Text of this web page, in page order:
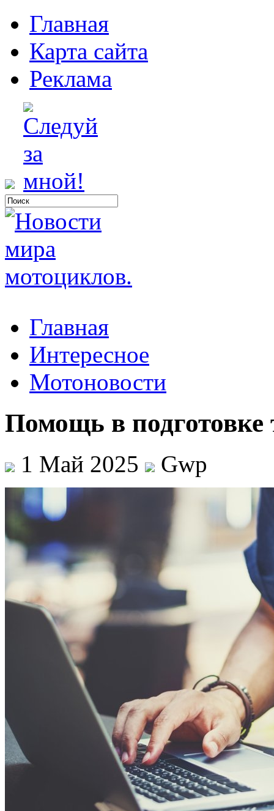
Главная
Карта сайта
Реклама
Главная
Интересное
Мотоновости
Помощь в подготовке
1 Май 2025 Gwp